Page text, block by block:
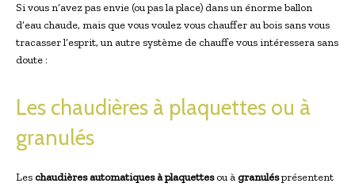
Si vous n’avez pas envie (ou pas la place) dans un énorme ballon
d’eau chaude, mais que vous voulez vous chauffer au bois sans vous
tracasser l’esprit, un autre système de chauffe vous intéressera sans
doute :
Les chaudières à plaquettes ou à
granulés
Les chaudières automatiques à plaquettesou à granulésprésentent